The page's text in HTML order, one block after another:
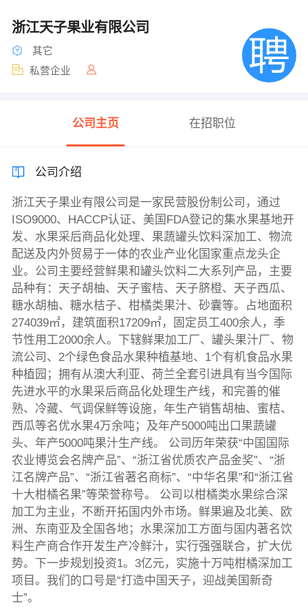
浙江天子果业有限公司
其它
私营企业
公司主页 在招职位
公司介绍
浙江天子果业有限公司是一家民营股份制公司，通过
ISO9000、HACCP认证、美国FDA登记的集水果基地开
发、水果采后商品化处理、果蔬罐头饮料深加工、物流
配送及内外贸易于一体的农业产业化国家重点龙头企
业。公司主要经营鲜果和罐头饮料二大系列产品，主要
品种有：天子胡柚、天子蜜桔、天子脐橙、天子西瓜、
糖水胡柚、糖水桔子、柑橘类果汁、砂囊等。占地面积
274039㎡，建筑面积17209㎡，固定员工400余人，季
节性用工2000余人。下辖鲜果加工厂、罐头果汁厂、物
流公司、2个绿色食品水果种植基地、1个有机食品水果
种植园；拥有从澳大利亚、荷兰全套引进具有当今国际
先进水平的水果采后商品化处理生产线，和完善的催
熟、冷藏、气调保鲜等设施，年生产销售胡柚、蜜桔、
西瓜等名优水果4万余吨；及年产5000吨出口果蔬罐
头、年产5000吨果汁生产线。 公司历年荣获“中国国际
农业博览会名牌产品”、“浙江省优质农产品金奖”、“浙
江名牌产品”、“浙江省著名商标”、“中华名果”和“浙江省
十大柑橘名果”等荣誉称号。 公司以柑橘类水果综合深
加工为主业，不断开拓国内外市场。鲜果遍及北美、欧
洲、东南亚及全国各地；水果深加工方面与国内著名饮
料生产商合作开发生产冷鲜汁，实行强强联合，扩大优
势。下一步规划投资1。3亿元，实施十万吨柑橘深加工
项目。我们的口号是“打造中国天子，迎战美国新奇
士”。